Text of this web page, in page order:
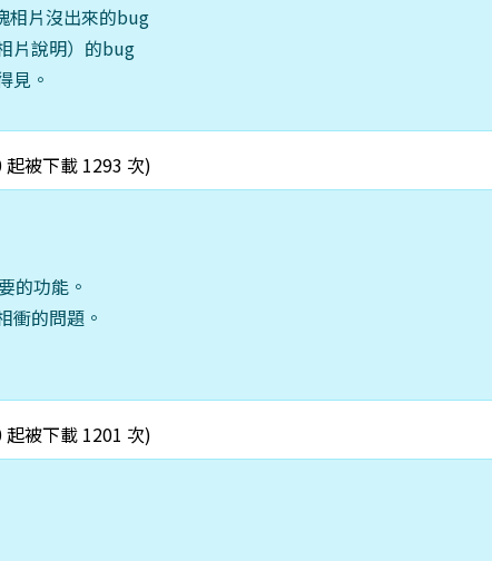
相片沒出來的bug
片說明）的bug
見。
被下載 1293 次)
的功能。
衝的問題。
被下載 1201 次)